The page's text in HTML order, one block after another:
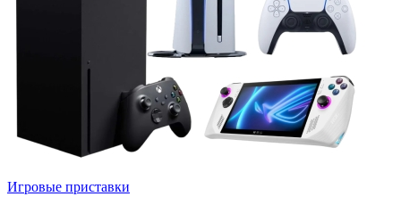
Игровые приставки